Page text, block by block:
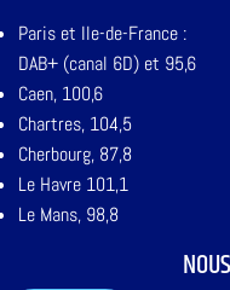
Paris et Ile-de-France :
DAB+ (canal 6D) et 95,6
Caen, 100,6
Chartres, 104,5
Cherbourg, 87,8
Le Havre 101,1
Le Mans, 98,8